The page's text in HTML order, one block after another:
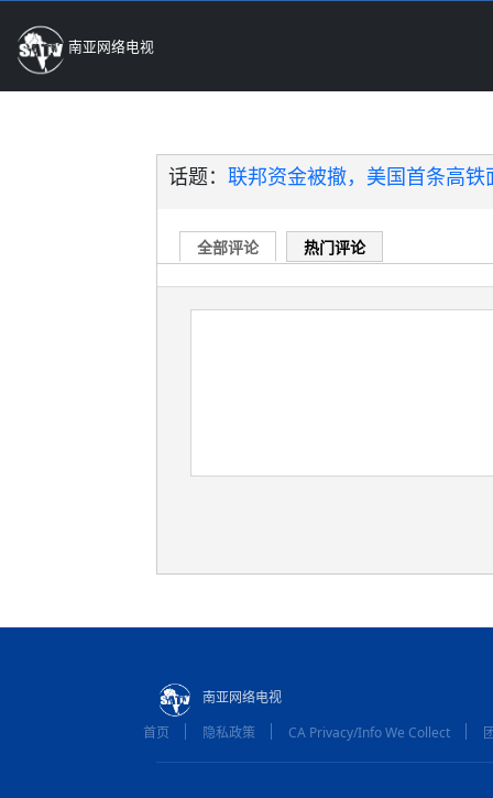
南亚网络电视
话题： 联邦资金被撤，美国首条高铁
全部评论 热门评论
南亚网络电视
首页
隐私政策 CA Privacy/Info We Collect